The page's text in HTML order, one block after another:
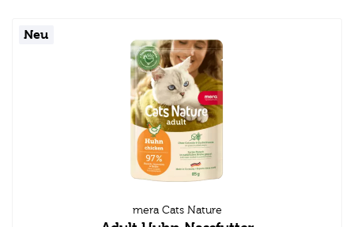
Neu
mera Cats Nature